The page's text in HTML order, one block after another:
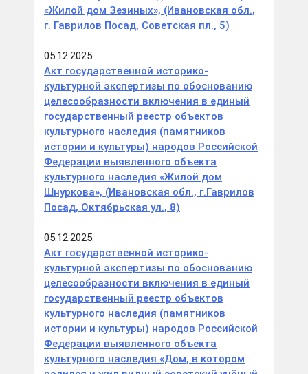
«Жилой дом Зезиных», (Ивановская обл.,
г. Гаврилов Посад, Советская пл., 5)
05.12.2025:
Акт государственной историко-
культурной экспертизы по обоснованию
целесообразности включения в единый
государственный реестр объектов
культурного наследия (памятников
истории и культуры) народов Российской
Федерации выявленного объекта
культурного наследия «Жилой дом
Шнуркова», (Ивановская обл., г.Гаврилов
Посад, Октябрьская ул., 8)
05.12.2025:
Акт государственной историко-
культурной экспертизы по обоснованию
целесообразности включения в единый
государственный реестр объектов
культурного наследия (памятников
истории и культуры) народов Российской
Федерации выявленного объекта
культурного наследия «Дом, в котором